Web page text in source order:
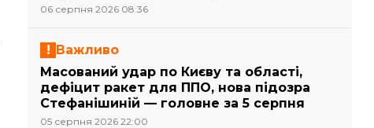
06 серпня 2026 08:36
Важливо
Масований удар по Києву та області,
дефіцит ракет для ППО, нова підозра
Стефанішиній — головне за 5 серпня
05 серпня 2026 22:00